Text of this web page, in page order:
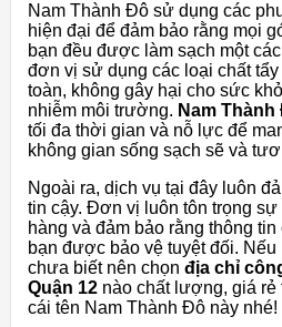
Nam Thành Đô sử dụng các
hiện đại để đảm bảo rằng mọi
bạn đều được làm sạch một
đơn vị sử dụng các loại chất
toàn, không gây hại cho sức
nhiễm môi trường. Nam Thành
tối đa thời gian và nỗ lực để
không gian sống sạch sẽ và
Ngoài ra, dịch vụ tại đây luôn
tin cậy. Đơn vị luôn tôn trọng
hàng và đảm bảo rằng thông
bạn được bảo vệ tuyệt đối.
chưa biết nên chọn địa chỉ
Quận 12 nào chất lượng, giá rẻ
cái tên Nam Thành Đô này nhé!